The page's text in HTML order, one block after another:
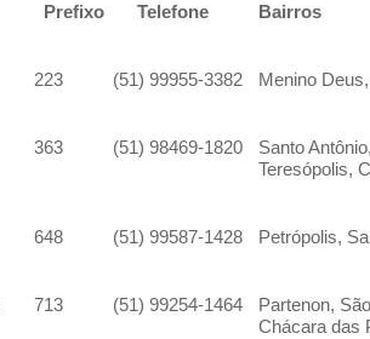
Prefixo Telefone Bairros
223 (51) 99955-3382 Menino
363 (51) 98469-1820
Santo
Teresópolis,
648 (51) 99587-1428 Petrópolis,
713 (51) 99254-1464
Partenon,
Chácara das